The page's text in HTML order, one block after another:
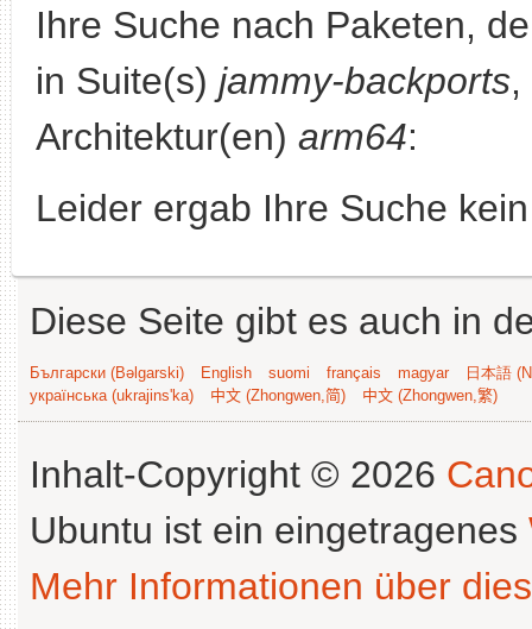
Ihre Suche nach Paketen,
in Suite(s) jammy-backports
Architektur(en) arm64:
Leider ergab Ihre Suche
Diese Seite gibt es auch in
Български (Bəlgarski) English suomi français magyar
日本語
українська (ukrajins'ka)
中文 (Zhongwen,简) 中文 (Zhongwen,繁)
Inhalt-Copyright © 2026
Ubuntu ist ein eingetragenes
Mehr Informationen über